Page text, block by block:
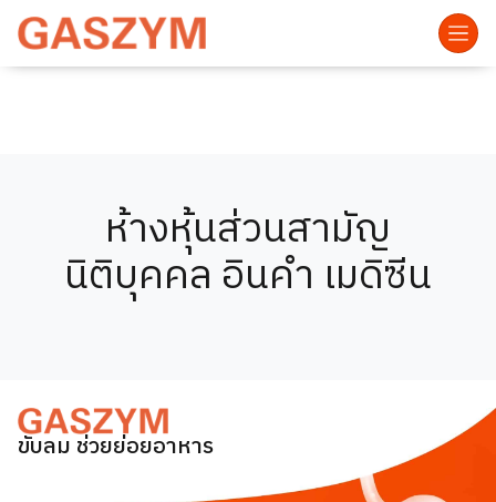
ห้างหุ้นส่วนสามัญ
นิติบุคคล อินคำ เมดิซีน
ขับลม ช่วยย่อยอาหาร